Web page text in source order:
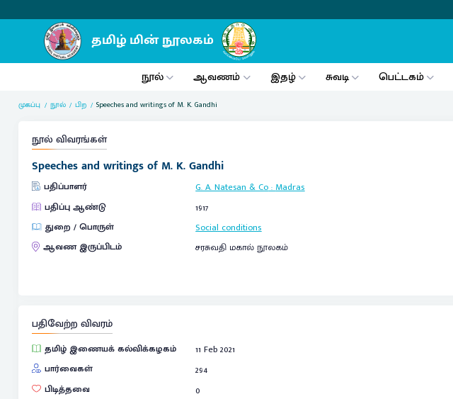
நூல் ஆவணம் இதழ் சுவடி பெட்டகம்
முகப்பு நூல் பிற Speeches and writings of M. K. Gandhi
நூல் விவரங்கள்
Speeches and writings of M. K. Gandhi
பதிப்பாளர் G. A. Natesan & Co:Madras
பதிப்பு ஆண்டு
1917
துறை / பொருள்
Social conditions
ஆவண இருப்பிடம்
சரசுவதி மகால் நூலகம்
பதிவேற்ற விவரம்
தமிழ் இணையக் கல்விக்கழகம்
11 Feb 2021
பார்வைகள்
294
பிடித்தவை
0